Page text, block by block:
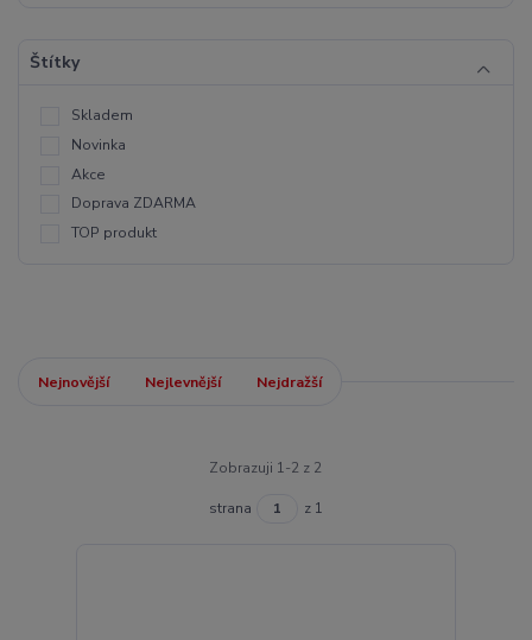
Štítky
Skladem
Novinka
Akce
Doprava ZDARMA
TOP produkt
Nejnovější Nejlevnější Nejdražší
Zobrazuji 1-2 z 2
strana z 1